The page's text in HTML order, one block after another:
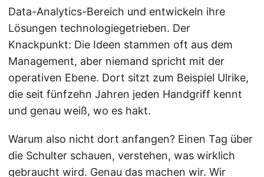
Data-Analytics-Bereich und entwickeln ihre
Lösungen technologiegetrieben. Der
Knackpunkt: Die Ideen stammen oft aus dem
Management, aber niemand spricht mit der
operativen Ebene. Dort sitzt zum Beispiel Ulrike,
die seit fünfzehn Jahren jeden Handgriff kennt
und genau weiß, wo es hakt.
Warum also nicht dort anfangen? Einen Tag über
die Schulter schauen, verstehen, was wirklich
gebraucht wird. Genau das machen wir. Wir